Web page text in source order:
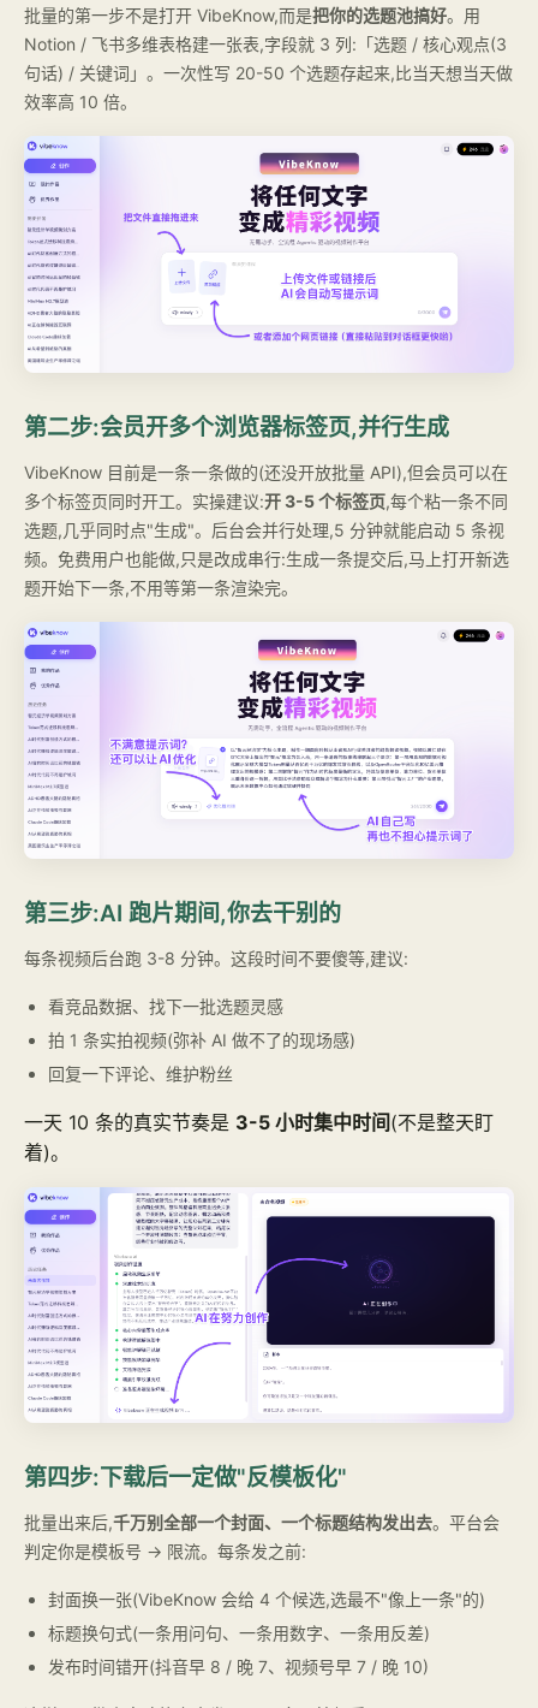
批量的第一步不是打开 VibeKnow,而是把你的选题池搞好。用
Notion / 飞书多维表格建一张表,字段就 3 列:「选题 / 核心观点(3
句话) / 关键词」。一次性写 20-50 个选题存起来,比当天想当天做
效率高 10 倍。
第二步:会员开多个浏览器标签页,并行生成
VibeKnow 目前是一条一条做的(还没开放批量 API),但会员可以在
多个标签页同时开工。实操建议:开 3-5 个标签页,每个粘一条不同
选题,几乎同时点"生成"。后台会并行处理,5 分钟就能启动 5 条视
频。免费用户也能做,只是改成串行:生成一条提交后,马上打开新选
题开始下一条,不用等第一条渲染完。
第三步:AI 跑片期间,你去干别的
每条视频后台跑 3-8 分钟。这段时间不要傻等,建议:
看竞品数据、找下一批选题灵感
拍 1 条实拍视频(弥补 AI 做不了的现场感)
回复一下评论、维护粉丝
一天 10 条的真实节奏是 3-5 小时集中时间(不是整天盯
着)。
第四步:下载后一定做"反模板化"
批量出来后,千万别全部一个封面、一个标题结构发出去。平台会
判定你是模板号 → 限流。每条发之前:
封面换一张(VibeKnow 会给 4 个候选,选最不"像上一条"的)
标题换句式(一条用问句、一条用数字、一条用反差)
发布时间错开(抖音早 8 / 晚 7、视频号早 7 / 晚 10)